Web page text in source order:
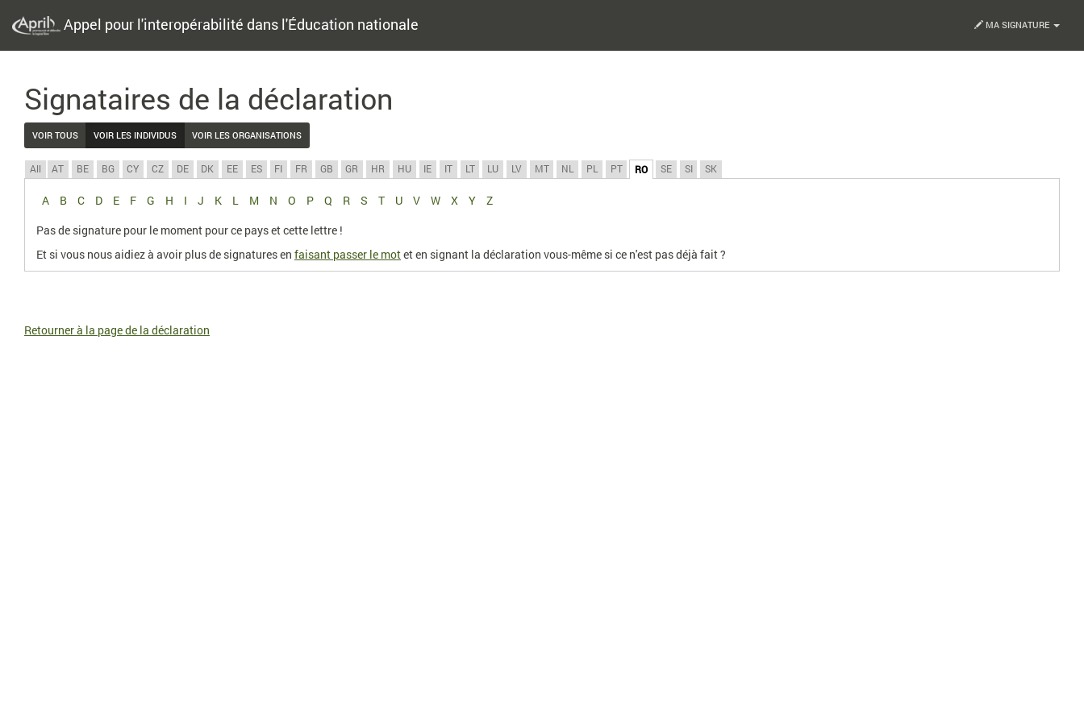
Appel pour l'interopérabilité dans l'Éducation nationale MA SIGNATURE
Signataires de la déclaration
VOIR TOUS VOIR LES INDIVIDUS VOIR LES ORGANISATIONS
All AT BE BG CY CZ DE DK EE ES FI FR GB GR HR HU IE IT LT LU LV MT NL PL PT RO SE SI SK
A B C D E F G H I J K L M N O P Q R S T U V W X Y
Z
Pas de signature pour le moment pour ce pays et cette lettre !
Et si vous nous aidiez à avoir plus de signatures en faisant passer le motet en signant la déclaration vous-même si ce n'est pas déjà fait ?
Retourner à la page de la déclaration